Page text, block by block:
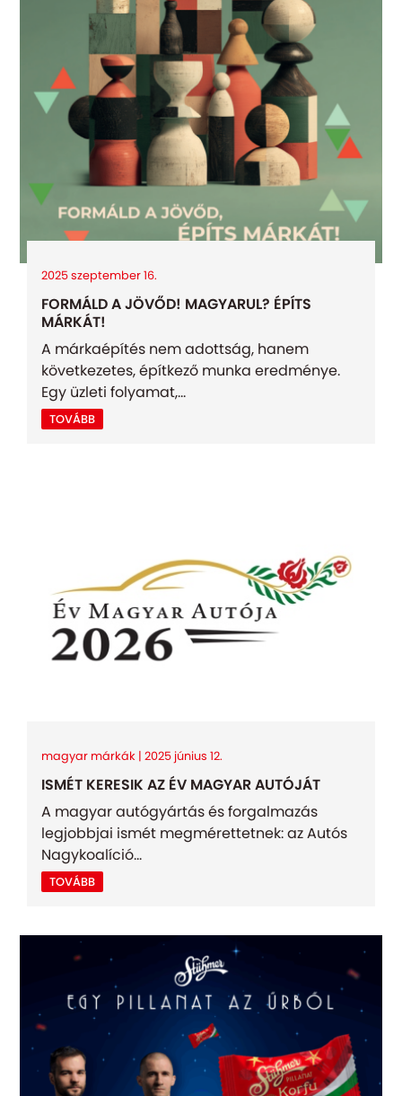
2025 szeptember 16.
FORMÁLD A JÖVŐD! MAGYARUL? ÉPÍTS
MÁRKÁT!
A márkaépítés nem adottság, hanem
következetes, építkező munka eredménye.
Egy üzleti folyamat,...
TOVÁBB
magyar márkák | 2025 június 12.
ISMÉT KERESIK AZ ÉV MAGYAR AUTÓJÁT
A magyar autógyártás és forgalmazás
legjobbjai ismét megmérettetnek: az Autós
Nagykoalíció...
TOVÁBB